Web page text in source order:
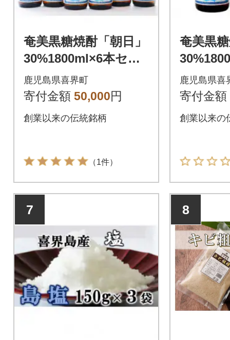
奄美黒糖焼酎「朝日」
30%1800ml×6本セッ
ト
鹿児島県喜界町
寄付金額 50,000円
創業以来の伝統銘柄
（1件）
奄美黒
ト
鹿児島県喜
寄付金額
創業以来の
7 8